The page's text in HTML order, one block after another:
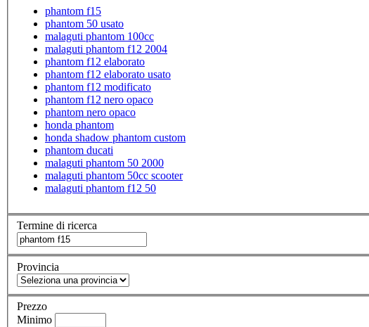
phantom f15
phantom 50 usato
malaguti phantom 100cc
malaguti phantom f12 2004
phantom f12 elaborato
phantom f12 elaborato usato
phantom f12 modificato
phantom f12 nero opaco
phantom nero opaco
honda phantom
honda shadow phantom custom
phantom ducati
malaguti phantom 50 2000
malaguti phantom 50cc scooter
malaguti phantom f12 50
Termine di ricerca
Provincia
Prezzo
Minimo